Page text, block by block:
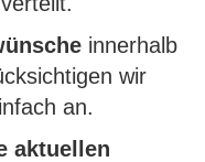
innerhalb
wir
an.
aktuellen